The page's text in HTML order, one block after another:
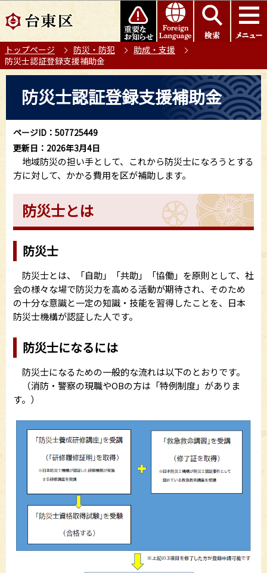
の
ー
ジ
このページの本文へ移動
トップページ 防災・防犯
助成・支援
防災士認証登録支援補助金
か
防災士認証登録支援補助金
ページID：507725449
更新日：2026年3月4日
地域防災の担い手として、これから防災士になろうとする
方に対して、かかる費用を区が補助します。
防災士とは
防災士
防災士とは、「自助」「共助」「協働」を原則として、社
会の様々な場で防災力を高める活動が期待され、そのため
の十分な意識と一定の知識・技能を習得したことを、日本
防災士機構が認証した人です。
防災士になるには
防災士になるための一般的な流れは以下のとおりです。
（消防・警察の現職やOBの方は「特例制度」がありま
す。）